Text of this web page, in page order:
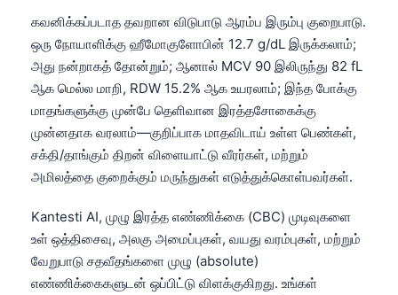
கவனிக்கப்படாத தவறான விடுபாடு ஆரம்ப இரும்பு குறைபாடு.
ஒரு நோயாளிக்கு ஹீமோகுளோபின் 12.7 g/dL இருக்கலாம்;
அது நன்றாகத் தோன்றும்; ஆனால் MCV 90 இலிருந்து 82 fL
ஆக மெல்ல மாறி, RDW 15.2% ஆக உயரலாம்; இந்த போக்கு
மாதங்களுக்கு முன்பே தெளிவான இரத்தசோகைக்கு
முன்னதாக வரலாம்—குறிப்பாக மாதவிடாய் உள்ள பெண்கள்,
சக்தி/தாங்கும் திறன் விளையாட்டு வீரர்கள், மற்றும்
அமிலத்தை குறைக்கும் மருந்துகள் எடுத்துக்கொள்பவர்கள்.
Kantesti AI, முழு இரத்த எண்ணிக்கை (CBC) முடிவுகளை
உள் ஒத்திசைவு, அலகு அமைப்புகள், வயது வரம்புகள், மற்றும்
வேறுபாடு சதவீதங்களை முழு (absolute)
எண்ணிக்கைகளுடன் ஒப்பிட்டு விளக்குகிறது. உங்கள்